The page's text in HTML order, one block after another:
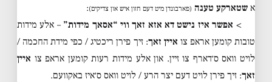
א שטארקע טענה (פארבונדן מיט דעם חזון איש און צדיקים):
> אפשר איז נישט דא אזא זאך ווי “אסאך מידות” – אלע מידות
טובות קומען אראפ צו איין זאך: זיך פירן ריכטיג / כפי מידת החכמה /
לויט וואס ס׳דארף צו זיין. און אלע מידות רעות קומען אראפ צו איין
זאך: זיך פירן לויט דעם יצר הרע / לויט וואס ס׳איז באקוועם.